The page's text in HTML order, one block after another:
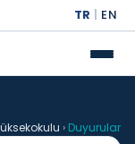
TR | EN
› Duyurular